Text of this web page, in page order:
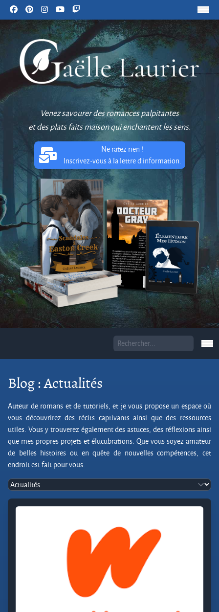
Venez savourer des romances palpitantes
et des plats faits maison qui enchantent les sens.
Ne ratez rien !
Inscrivez-vous à la lettre d'information.
Blog : Actualités
Auteur de romans et de tutoriels, et je vous propose un espace où
vous découvrirez des récits captivants ainsi que des ressources
utiles. Vous y trouverez également des astuces, des réflexions ainsi
que mes propres projets et élucubrations. Que vous soyez amateur
de belles histoires ou en quête de nouvelles compétences, cet
endroit est fait pour vous.